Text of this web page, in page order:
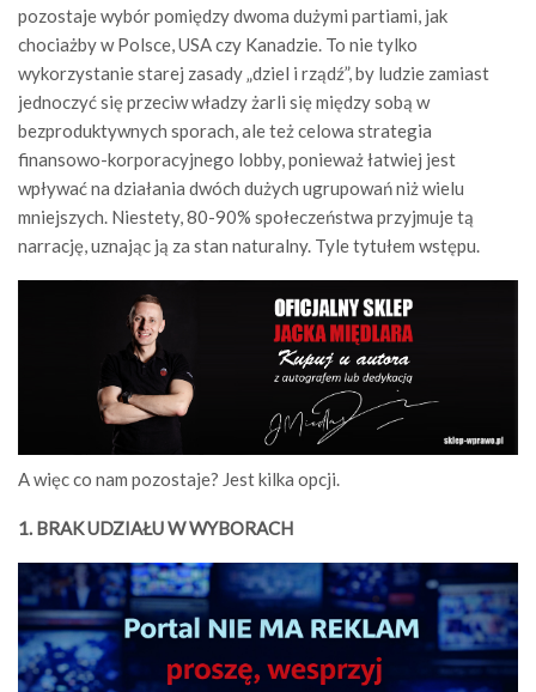
pozostaje wybór pomiędzy dwoma dużymi partiami, jak
chociażby w Polsce, USA czy Kanadzie. To nie tylko
wykorzystanie starej zasady „dziel i rządź”, by ludzie zamiast
jednoczyć się przeciw władzy żarli się między sobą w
bezproduktywnych sporach, ale też celowa strategia
finansowo-korporacyjnego lobby, ponieważ łatwiej jest
wpływać na działania dwóch dużych ugrupowań niż wielu
mniejszych. Niestety, 80-90% społeczeństwa przyjmuje tą
narrację, uznając ją za stan naturalny. Tyle tytułem wstępu.
A więc co nam pozostaje? Jest kilka opcji.
1. BRAK UDZIAŁU W WYBORACH